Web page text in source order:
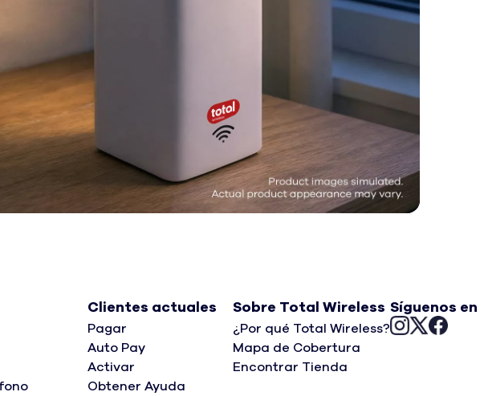
Clientes actuales
Pagar
Auto Pay
Activar
Obtener Ayuda
Sobre Total Wireless
¿Por qué Total Wireless?
Mapa de Cobertura
Encontrar Tienda
Síguenos en
(opens(opens